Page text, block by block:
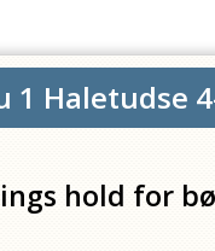
1 Haletudse
hold for